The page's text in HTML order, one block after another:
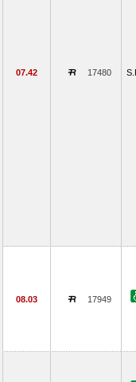
07.42 17480
08.03 17949